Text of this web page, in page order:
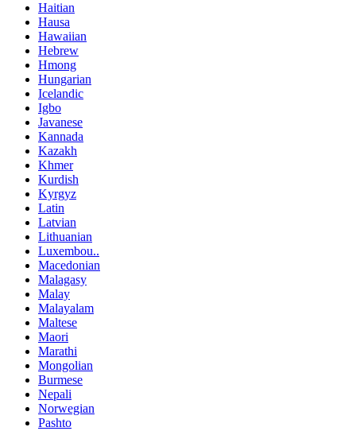
Haitian
Hausa
Hawaiian
Hebrew
Hmong
Hungarian
Icelandic
Igbo
Javanese
Kannada
Kazakh
Khmer
Kurdish
Kyrgyz
Latin
Latvian
Lithuanian
Luxembou..
Macedonian
Malagasy
Malay
Malayalam
Maltese
Maori
Marathi
Mongolian
Burmese
Nepali
Norwegian
Pashto